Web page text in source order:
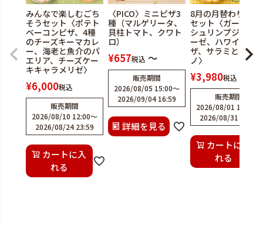
みんなで楽しむごち
そうセット〈ポテト
ベーコンピザ、4種
のチーズキーマカレ
ー、海老と魚介のパ
エリア、チーズケー
キキャラメリゼ〉
¥6,000税込
販売期間
2026/08/10 12:00〜
2026/08/24 23:59
カートに入
れる
〈PICO〉ミニピザ3
種（マルゲリータ、
貝柱トマト、クワト
ロ）
¥657税込 〜
販売期間
2026/08/05 15:00〜
2026/09/04 16:59
詳細を見る
8月の月替わりピザ
セット〈ガーリッ
シュリンプジェノ
ーゼ、ハワイアンピ
ザ、サラミとオレガ
ノ〉
¥3,980税込
販売期間
2026/08/01 12:00
2026/08/31 23:59
カートに入
れる